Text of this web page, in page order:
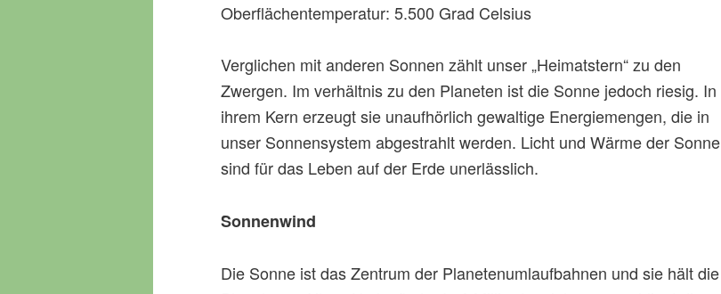
Oberflächentemperatur: 5.500 Grad Celsius
Verglichen mit anderen Sonnen zählt unser „Heimatstern“ zu den
Zwergen. Im verhältnis zu den Planeten ist die Sonne jedoch riesig. In
ihrem Kern erzeugt sie unaufhörlich gewaltige Energiemengen, die in
unser Sonnensystem abgestrahlt werden. Licht und Wärme der Sonne
sind für das Leben auf der Erde unerlässlich.
Sonnenwind
Die Sonne ist das Zentrum der Planetenumlaufbahnen und sie hält die